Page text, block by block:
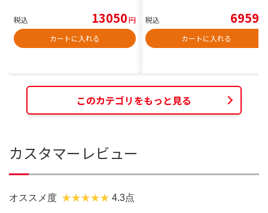
税込 13050円
カートに入れる
税込 6959
カートに入れる
このカテゴリをもっと見る
カスタマーレビュー
オススメ度 4.3点